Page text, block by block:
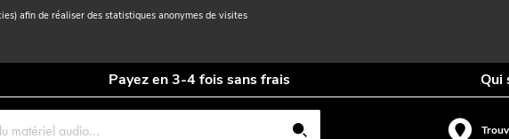
afin de réaliser des statistiques anonymes de visites
Payez en 3-4 fois sans frais Qui